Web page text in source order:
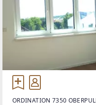
ORDINATION 7350